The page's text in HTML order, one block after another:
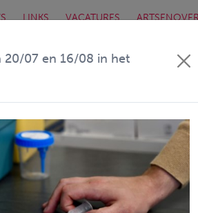
LINKS VACATURES
MEDISCH HUIS
20/07 en 16/08 in het